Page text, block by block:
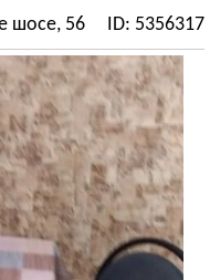
шосе, 56 ID: 5356317